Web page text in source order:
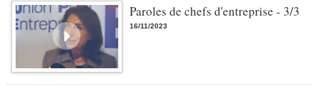
Paroles de chefs d'entreprise - 3/3
16/11/2023